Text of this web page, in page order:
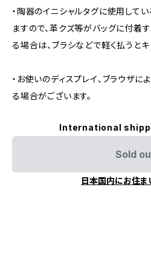
・陶器のイニシャルタグに使用して
ますので、革クズ等がバッグに付着
る場合は、ブラシなどで軽く払うとキ
・お使いのディスプレイ、ブラウザに
る場合がございます。
International
Sold
日本国内にお住ま